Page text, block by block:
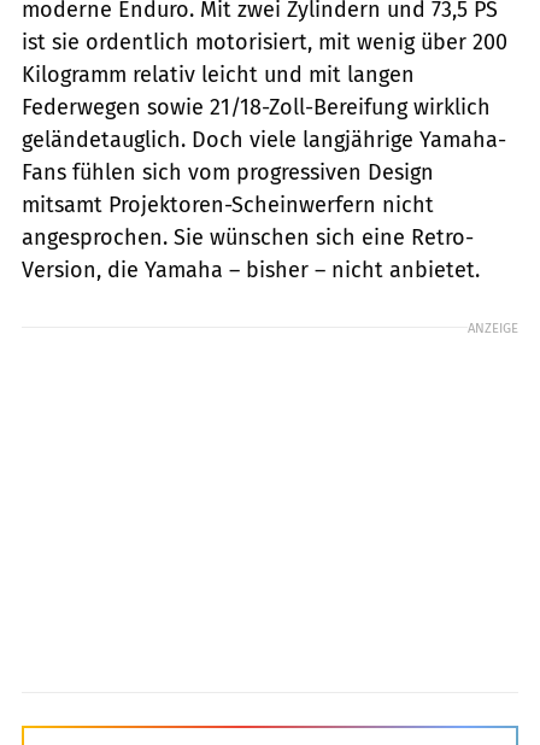
moderne Enduro. Mit zwei Zylindern und 73,5 PS
ist sie ordentlich motorisiert, mit wenig über 200
Kilogramm relativ leicht und mit langen
Federwegen sowie 21/18-Zoll-Bereifung wirklich
geländetauglich. Doch viele langjährige Yamaha-
Fans fühlen sich vom progressiven Design
mitsamt Projektoren-Scheinwerfern nicht
angesprochen. Sie wünschen sich eine Retro-
Version, die Yamaha – bisher – nicht anbietet.
ANZEIGE